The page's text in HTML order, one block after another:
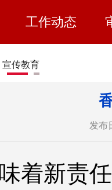
工作动态
宣传教育
发布
着新责